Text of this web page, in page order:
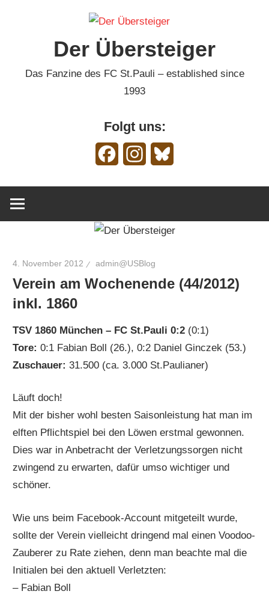
Der Übersteiger
Das Fanzine des FC St.Pauli – established since
1993
Folgt uns:
FacebookInstagram
4. November 2012 admin@USBlog
Verein am Wochenende (44/2012)
inkl. 1860
TSV 1860 München – FC St.Pauli 0:2 (0:1)
Tore: 0:1 Fabian Boll (26.), 0:2 Daniel Ginczek (53.)
Zuschauer: 31.500 (ca. 3.000 St.Paulianer)
Läuft doch!
Mit der bisher wohl besten Saisonleistung hat man im
elften Pflichtspiel bei den Löwen erstmal gewonnen.
Dies war in Anbetracht der Verletzungssorgen nicht
zwingend zu erwarten, dafür umso wichtiger und
schöner.
Wie uns beim Facebook-Account mitgeteilt wurde,
sollte der Verein vielleicht dringend mal einen Voodoo-
Zauberer zu Rate ziehen, denn man beachte mal die
Initialen bei den aktuell Verletzten:
– Fabian Boll